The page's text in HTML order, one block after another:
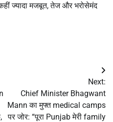
ज्यादा मजबूत, तेज और भरोसेमंद
Next:
Chief Minister Bhagwant
Mann का मुफ्त medical camps
पर जोर: “पूरा Punjab मेरी family